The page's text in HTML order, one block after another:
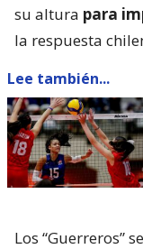
su altura para
la respuesta
Lee también...
Los “Guerreros”